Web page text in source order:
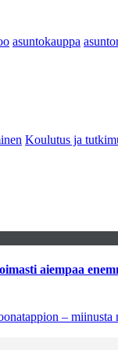
asuntokauppa
Koulutus ja
aiempaa
– miinusta